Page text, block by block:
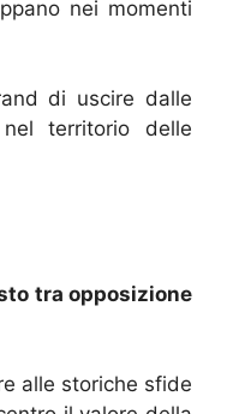
nei momenti
di uscire dalle
territorio delle
tra opposizione
alle storiche sfide